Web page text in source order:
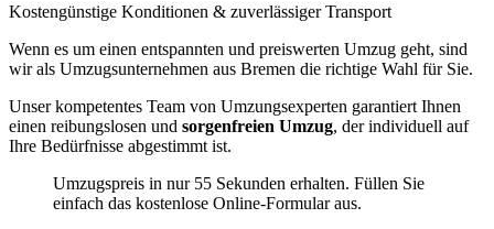
Kostengünstige Konditionen & zuverlässiger Transport
Wenn es um einen entspannten und preiswerten Umzug geht, sind
wir als Umzugsunternehmen aus Bremen die richtige Wahl für Sie.
Unser kompetentes Team von Umzungsexperten garantiert Ihnen
einen reibungslosen und sorgenfreien Umzug, der individuell auf
Ihre Bedürfnisse abgestimmt ist.
Umzugspreis in nur 55 Sekunden erhalten. Füllen Sie
einfach das kostenlose Online-Formular aus.